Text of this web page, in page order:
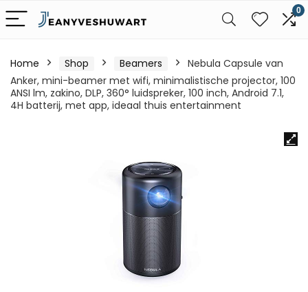
0
Home Shop Beamers
Nebula Capsule van
Anker, mini-beamer met wifi, minimalistische projector, 100
ANSI lm, zakino, DLP, 360° luidspreker, 100 inch, Android 7.1,
4H batterij, met app, ideaal thuis entertainment